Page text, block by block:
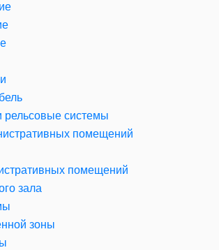
рельсовые системы
помещений
помещений
зала
зоны